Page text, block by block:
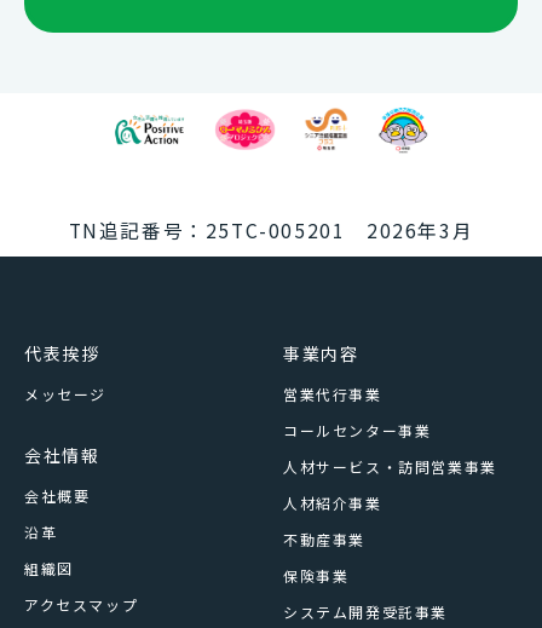
TN追記番号：25TC-005201 2026年3月
代表挨拶
メッセージ
事業内容
営業代行事業
コールセンター事業
人材サービス・訪問営業事業
人材紹介事業
不動産事業
保険事業
システム開発受託事業
会社情報
会社概要
沿革
組織図
アクセスマップ